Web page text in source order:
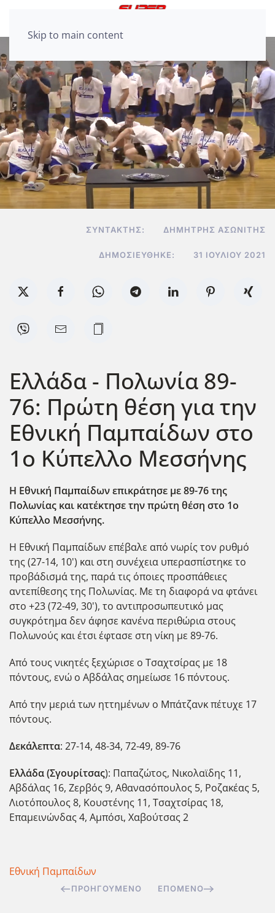
Skip to main content
ΣΥΝΤΆΚΤΗΣ: ΔΗΜΉΤΡΗΣ ΑΣΩΝΊΤΗΣ
ΔΗΜΟΣΙΕΎΘΗΚΕ: 31 ΙΟΥΛΊΟΥ 2021
Ελλάδα - Πολωνία 89-
76: Πρώτη θέση για την
Εθνική Παμπαίδων στο
1ο Κύπελλο Μεσσήνης
Η Εθνική Παμπαίδων επικράτησε με 89-76 της
Πολωνίας και κατέκτησε την πρώτη θέση στο 1ο
Κύπελλο Μεσσήνης.
Η Εθνική Παμπαίδων επέβαλε από νωρίς τον ρυθμό
της (27-14, 10') και στη συνέχεια υπερασπίστηκε το
προβάδισμά της, παρά τις όποιες προσπάθειες
αντεπίθεσης της Πολωνίας. Με τη διαφορά να φτάνει
στο +23 (72-49, 30'), το αντιπροσωπευτικό μας
συγκρότημα δεν άφησε κανένα περιθώρια στους
Πολωνούς και έτσι έφτασε στη νίκη με 89-76.
Από τους νικητές ξεχώρισε ο Τσαχτσίρας με 18
πόντους, ενώ ο Αβδάλας σημείωσε 16 πόντους.
Από την μεριά των ηττημένων ο Μπάτζανκ πέτυχε 17
πόντους.
Δεκάλεπτα: 27-14, 48-34, 72-49, 89-76
Ελλάδα (Σγουρίτσας): Παπαζώτος, Νικολαϊδης 11,
Αβδάλας 16, Ζερβός 9, Αθανασόπουλος 5, Ροζακέας 5,
Λιοτόπουλος 8, Κουστένης 11, Τσαχτσίρας 18,
Επαμεινώνδας 4, Αμπόσι, Χαβούτσας 2
Εθνική Παμπαίδων
ΠΡΟΗΓΟΎΜΕΝΟ ΕΠΌΜΕΝΟ